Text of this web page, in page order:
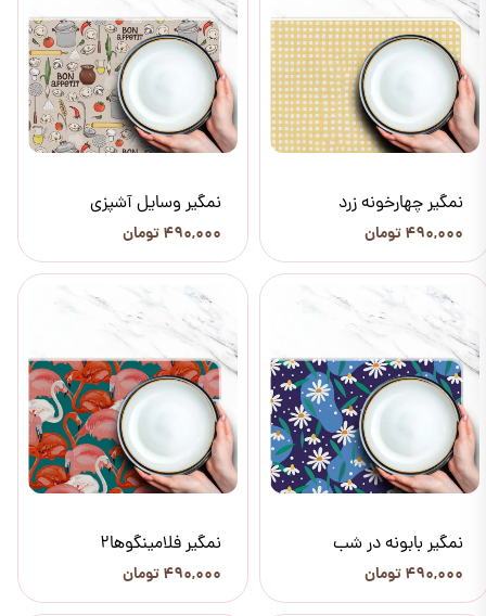
نمگیر چهارخونه زرد
۴۹۰,۰۰۰ تومان
نمگیر وسایل آشپزی
۴۹۰,۰۰۰ تومان
نمگیر بابونه در شب
۴۹۰,۰۰۰ تومان
نمگیر فلامینگوها2
۴۹۰,۰۰۰ تومان